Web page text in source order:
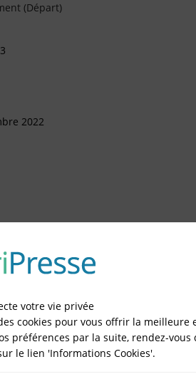
(Départ)
2022
EN LIGNE DANS LE
votre vie privée
cookies pour vous offrir la meilleure
préférences par la suite, rendez-
le lien 'Informations Cookies'.